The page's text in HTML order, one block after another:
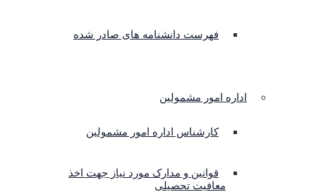
فهرست دانشنامه های صادر شده
اداره امور مشمولین
کارشناس اداره امور مشمولین
قوانین و مدارک مورد نیاز جهت اخذ
معافیت تحصیلی